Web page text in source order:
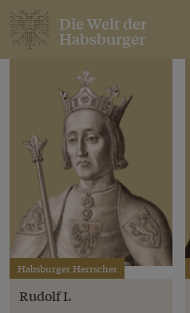
Die Welt der
Habsburger
Habsburger Herrscher
Rudolf I.